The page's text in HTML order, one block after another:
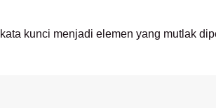
kunci menjadi elemen yang mutlak